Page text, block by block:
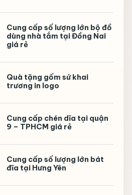
Cung cấp số lượng lớn bộ đồ
dùng nhà tắm tại Đồng Nai
giá rẻ
Quà tặng gốm sứ khai
trương in logo
Cung cấp chén dĩa tại quận
9 – TPHCM giá rẻ
Cung cấp số lượng lớn bát
đĩa tại Hưng Yên